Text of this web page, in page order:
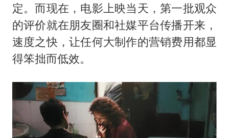
定。而现在，电影上映当天，第一批观众
的评价就在朋友圈和社媒平台传播开来，
速度之快，让任何大制作的营销费用都显
得笨拙而低效。